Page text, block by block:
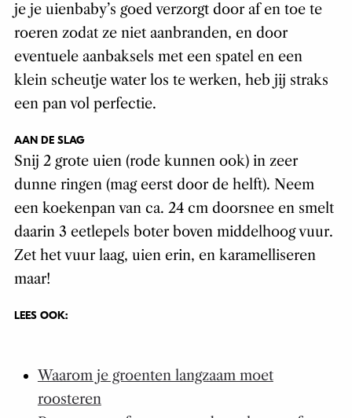
je je uienbaby’s goed verzorgt door af en toe te
roeren zodat ze niet aanbranden, en door
eventuele aanbaksels met een spatel en een
klein scheutje water los te werken, heb jij straks
een pan vol perfectie.
AAN DE SLAG
Snij 2 grote uien (rode kunnen ook) in zeer
dunne ringen (mag eerst door de helft). Neem
een koekenpan van ca. 24 cm doorsnee en smelt
daarin 3 eetlepels boter boven middelhoog vuur.
Zet het vuur laag, uien erin, en karamelliseren
maar!
LEES OOK:
Waarom je groenten langzaam moet
roosteren